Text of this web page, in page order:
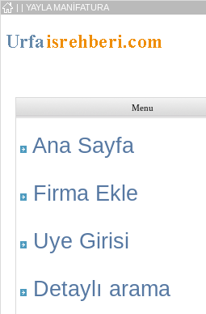
| | YAYLA MANİFATURA
Menu
Ana Sayfa
Firma Ekle
Uye Girisi
Detaylı arama